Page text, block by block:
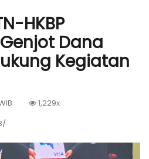
HKBP
Dana
Kegiatan
1,229x